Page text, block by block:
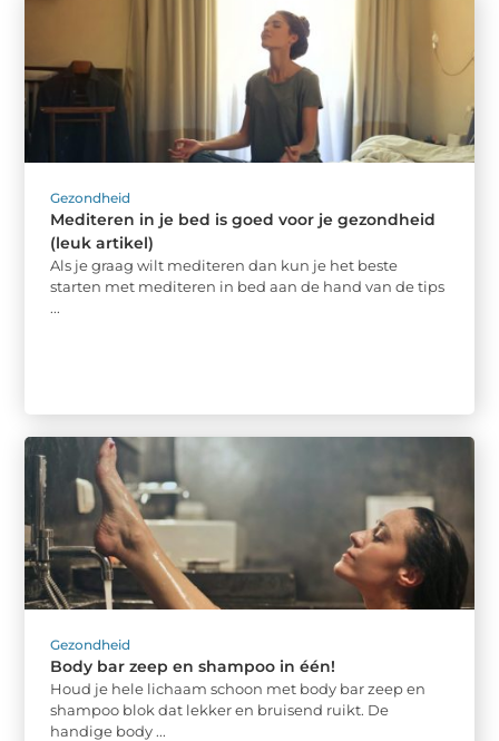
Gezondheid
Mediteren in je bed is goed voor je gezondheid
(leuk artikel)
Als je graag wilt mediteren dan kun je het beste
starten met mediteren in bed aan de hand van de tips
...
Gezondheid
Body bar zeep en shampoo in één!
Houd je hele lichaam schoon met body bar zeep en
shampoo blok dat lekker en bruisend ruikt. De
handige body ...